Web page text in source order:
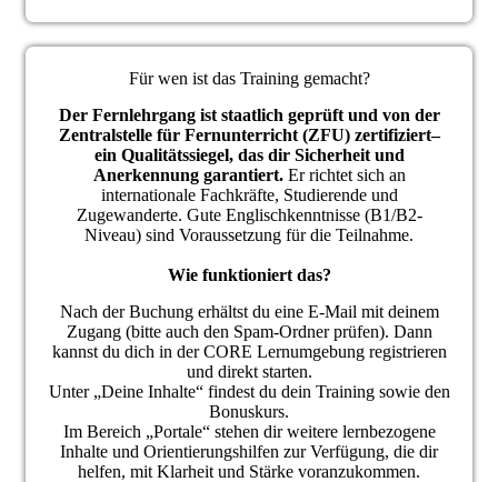
Für wen ist das Training gemacht?
Der Fernlehrgang ist staatlich geprüft und von der
Zentralstelle für Fernunterricht (ZFU) zertifiziert–
ein Qualitätssiegel, das dir Sicherheit und
Anerkennung garantiert. Er richtet sich an
internationale Fachkräfte, Studierende und
Zugewanderte. Gute Englischkenntnisse (B1/B2-
Niveau) sind Voraussetzung für die Teilnahme.
Wie funktioniert das?
Nach der Buchung erhältst du eine E-Mail mit deinem
Zugang (bitte auch den Spam-Ordner prüfen). Dann
kannst du dich in der CORE Lernumgebung registrieren
und direkt starten.
Unter „Deine Inhalte“ findest du dein Training sowie den
Bonuskurs.
Im Bereich „Portale“ stehen dir weitere lernbezogene
Inhalte und Orientierungshilfen zur Verfügung, die dir
helfen, mit Klarheit und Stärke voranzukommen.